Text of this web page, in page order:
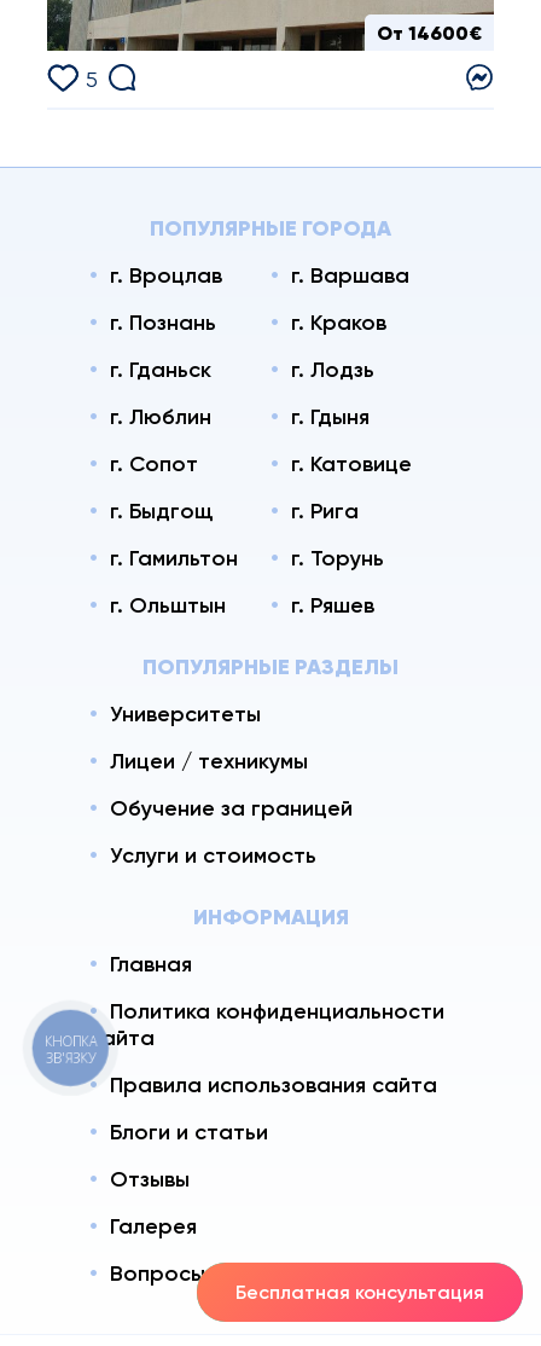
От 14600€
5
ПОПУЛЯРНЫЕ ГОРОДА
г. Вроцлав
г. Варшава
г. Познань
г. Краков
г. Гданьск
г. Лодзь
г. Люблин
г. Гдыня
г. Сопот
г. Катовице
г. Быдгощ
г. Рига
г. Гамильтон
г. Торунь
г. Ольштын
г. Ряшев
ПОПУЛЯРНЫЕ РАЗДЕЛЫ
Университеты
Лицеи / техникумы
Обучение за границей
Услуги и стоимость
ИНФОРМАЦИЯ
Главная
Политика конфиденциальности
сайта
Правила использования сайта
Блоги и статьи
Отзывы
Галерея
Вопросы - Ответы
Бесплатная консультация
КНОПКА
ЗВ'ЯЗКУ